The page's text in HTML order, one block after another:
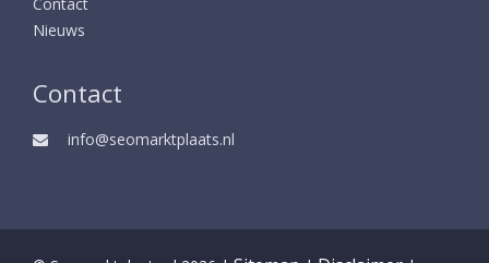
Nieuws
Contact
info@seomarktplaats.nl